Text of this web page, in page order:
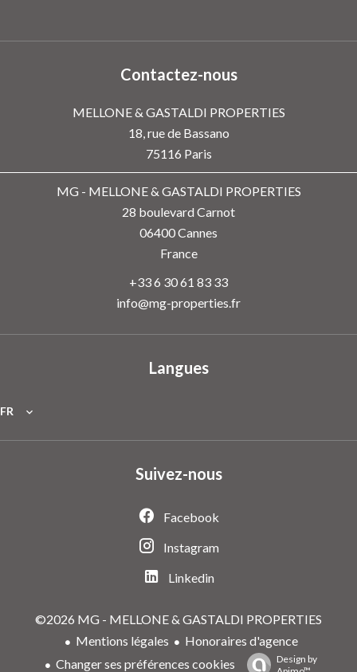
Contactez-nous
MELLONE & GASTALDI PROPERTIES
18, rue de Bassano
75116 Paris
MG - MELLONE & GASTALDI PROPERTIES
28 boulevard Carnot
06400Cannes
France
+33 6 30 61 83 33
info@mg-properties.fr
Langues
FR
Suivez-nous
Facebook
Instagram
Linkedin
©2026 MG - MELLONE & GASTALDI PROPERTIES
Mentions légales
Honoraires d'agence
Changer ses préférences cookies
Design by